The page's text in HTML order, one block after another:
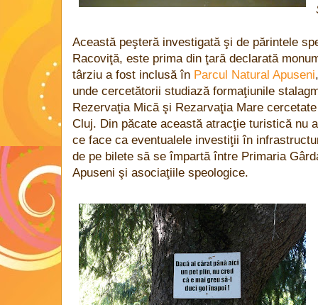
Această peşteră investigată şi de părintele
Racoviţă, este prima din ţară declarată
târziu a fost inclusă în Parcul Natural Apuseni
unde cercetătorii studiază formaţiunile
Rezervaţia Mică şi Rezarvaţia Mare
Cluj. Din păcate această atracţie turistică nu
ce face ca eventualele investiţii în
de pe bilete să se împartă între Primaria
Apuseni şi asociaţiile speologice.